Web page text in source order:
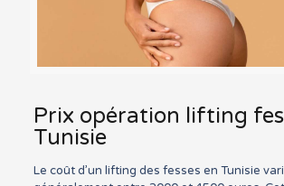
Prix opération lifting
Tunisie
Le coût d’un lifting des fesses en Tunisie